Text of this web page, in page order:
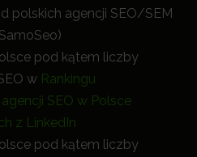
polskich agencji SEO/SEM
pod kątem liczby
w Rankingu
SEO w Polsce
z LinkedIn
pod kątem liczby